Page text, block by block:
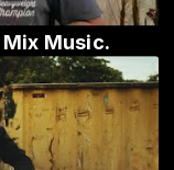
Music.